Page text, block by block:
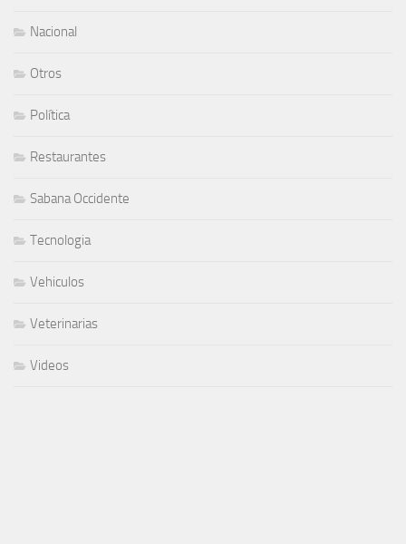
Nacional
Otros
Política
Restaurantes
Sabana Occidente
Tecnologia
Vehiculos
Veterinarias
Videos